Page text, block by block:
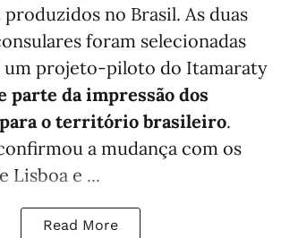
no Brasil. As duas
foram selecionadas
um projeto-piloto do Itamaraty
parte da impressão dos
o território brasileiro.
a mudança com os
Lisboa e ...
Read More